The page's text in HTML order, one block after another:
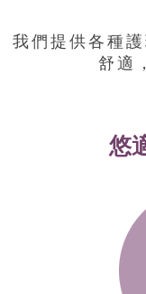
我們提供各種護
舒適
悠